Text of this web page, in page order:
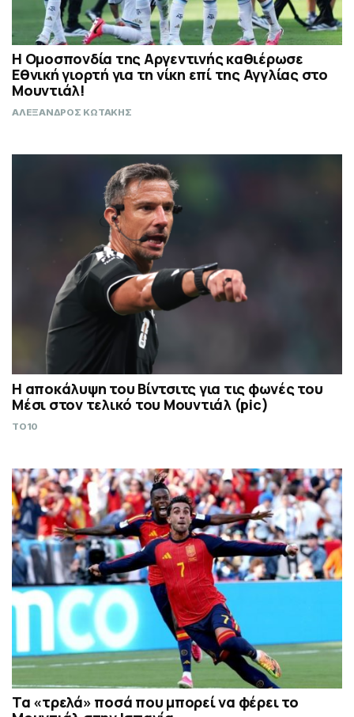
Η Ομοσπονδία της Αργεντινής καθιέρωσε
Εθνική γιορτή για τη νίκη επί της Αγγλίας στο
Μουντιάλ!
ΑΛΕΞΑΝΔΡΟΣ ΚΩΤΑΚΗΣ
Η αποκάλυψη του Βίντσιτς για τις φωνές του
Μέσι στον τελικό του Μουντιάλ (pic)
TO10
Τα «τρελά» ποσά που μπορεί να φέρει το